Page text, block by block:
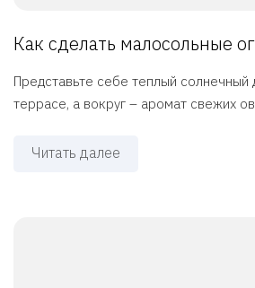
Как сделать малосольные
Представьте себе теплый солнечный
террасе, а вокруг – аромат свежих
Читать далее